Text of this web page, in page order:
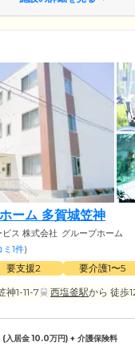
ーム 多賀城笠神
ス 株式会社 グループホーム
ミ1件)
要支援2 要介護1〜5
神1-11-7
西塩釜駅から 徒歩
(入居金10.0万円) + 介護保険料